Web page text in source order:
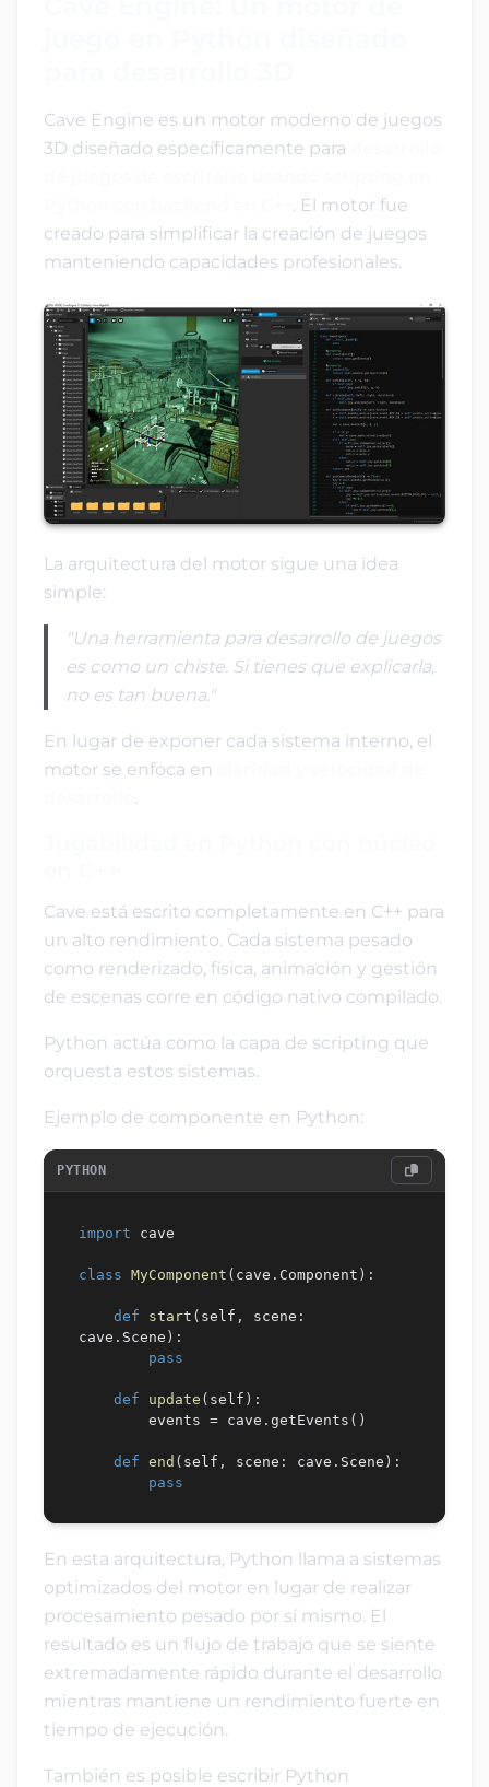
Cave Engine es un motor moderno de juegos
3D diseñado específicamente para
. El motor fue
creado para simplificar la creación de juegos
manteniendo capacidades profesionales.
La arquitectura del motor sigue una idea
simple:
"Una herramienta para desarrollo de juegos
es como un chiste. Si tienes que explicarla,
no es tan buena."
En lugar de exponer cada sistema interno, el
motor se enfoca en
.
Cave está escrito completamente en C++ para
un alto rendimiento. Cada sistema pesado
como renderizado, física, animación y gestión
de escenas corre en código nativo compilado.
Python actúa como la capa de scripting que
orquesta estos sistemas.
Ejemplo de componente en Python:
PYTHON
import cave
class MyComponent ( cave . Component ) :
def start ( self , scene :
cave . Scene ) :
pass
def update ( self ) :
        events
= cave . getEvents ( )
def end ( self , scene : cave . Scene ) :
pass
En esta arquitectura, Python llama a sistemas
optimizados del motor en lugar de realizar
procesamiento pesado por sí mismo. El
resultado es un flujo de trabajo que se siente
extremadamente rápido durante el desarrollo
mientras mantiene un rendimiento fuerte en
tiempo de ejecución.
También es posible escribir Python